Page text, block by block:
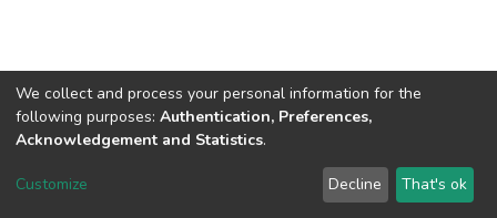
Dspace & Volodymyr Dahl East Ukrainian National University
LYRASIS
Send Feedback
We collect and process your personal information for the
following purposes: Authentication, Preferences,
Acknowledgement and Statistics.
Customize Decline That's ok